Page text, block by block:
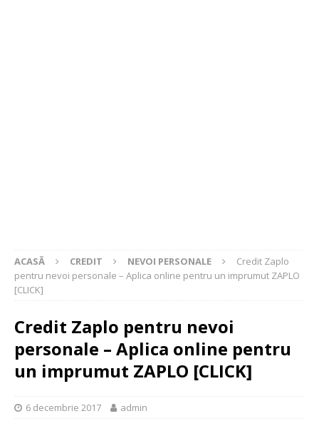
ACASĂ CREDIT NEVOI PERSONALE
Credit Zaplo
pentru nevoi personale – Aplica online pentru un imprumut ZAPLO
[CLICK]
Credit Zaplo pentru nevoi
personale – Aplica online pentru
un imprumut ZAPLO [CLICK]
6 decembrie 2017 admin